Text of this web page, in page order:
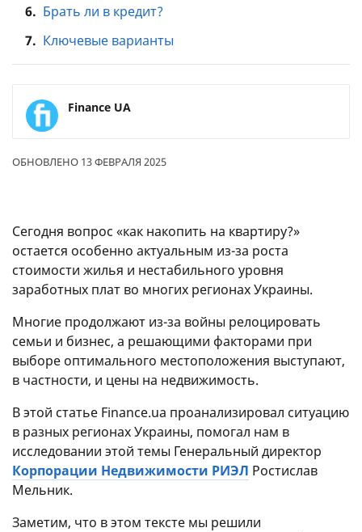
6. Брать ли в кредит?
7. Ключевые варианты
Finance UA
ОБНОВЛЕНО 13 ФЕВРАЛЯ 2025
Сегодня вопрос «как накопить на квартиру?»
остается особенно актуальным из-за роста
стоимости жилья и нестабильного уровня
заработных плат во многих регионах Украины.
Многие продолжают из-за войны релоцировать
семьи и бизнес, а решающими факторами при
выборе оптимального местоположения выступают,
в частности, и цены на недвижимость.
В этой статье Finance.ua проанализировал ситуацию
в разных регионах Украины, помогал нам в
исследовании этой темы Генеральный директор
Корпорации Недвижимости РИЭЛ Ростислав
Мельник.
Заметим, что в этом тексте мы решили